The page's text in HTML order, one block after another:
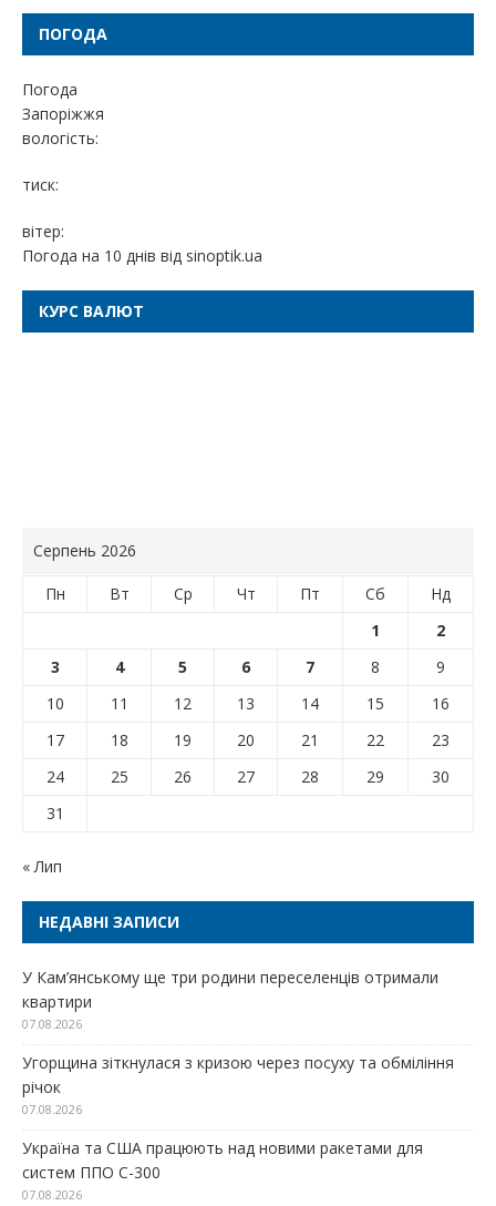
ПОГОДА
Погода
Запоріжжя
вологість:
тиск:
вітер:
Погода на 10 днів від sinoptik.ua
КУРС ВАЛЮТ
Серпень 2026
Пн Вт Ср Чт Пт Сб
Нд
1
2
3
4 5 6 7 8
9
10
11 12 13 14 15
16
17
18 19 20 21 22
23
24
25 26 27 28 29
30
31
« Лип
НЕДАВНІ ЗАПИСИ
У Кам’янському ще три родини переселенців отримали
квартири
07.08.2026
Угорщина зіткнулася з кризою через посуху та обміління
річок
07.08.2026
Україна та США працюють над новими ракетами для
систем ППО С-300
07.08.2026